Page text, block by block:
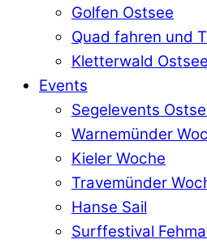
Golfen Ostsee
Quad fahren und
Kletterwald Ostsee
Events
Segelevents
Warnemünder
Kieler Woche
Travemünder
Hanse Sail
Surffestival